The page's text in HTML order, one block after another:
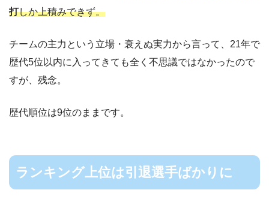
打しか上積みできず。
チームの主力という立場・衰えぬ実力から言って、21年で
歴代5位以内に入ってきても全く不思議ではなかったので
すが、残念。
歴代順位は9位のままです。
ランキング上位は引退選手ばかりに